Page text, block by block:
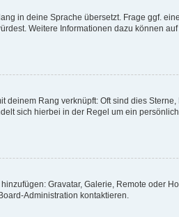
in deine Sprache übersetzt. Frage ggf.
Weitere Informationen dazu können
Rang verknüpft: Oft sind dies
sich hierbei in der Regel um ein
Gravatar, Galerie, Remote oder
Administration kontaktieren.